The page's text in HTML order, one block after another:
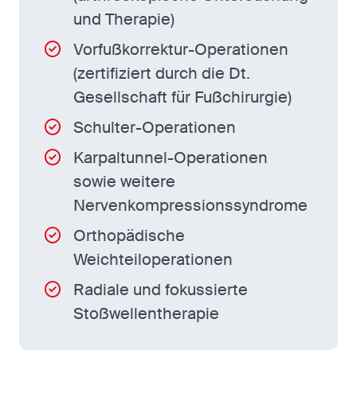
und Therapie)
Vorfußkorrektur-Operationen
(zertifiziert durch die Dt.
Gesellschaft für Fußchirurgie)
Schulter-Operationen
Karpaltunnel-Operationen
sowie weitere
Nervenkompressionssyndrome
Orthopädische
Weichteiloperationen
Radiale und fokussierte
Stoßwellentherapie